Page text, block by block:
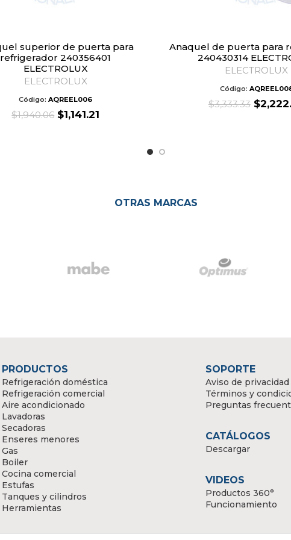
refrigerador 240356401
ELECTROLUX
ELECTROLUX
Código:AQREEL006
$1,940.06 Original
$1,141.21
Anaquel de puerta para refrigerador
240430314
ELECTROLUX
Código:
$3,333.33 $
OTRAS MARCAS
PRODUCTOS
Refrigeración doméstica
Refrigeración comercial
Aire acondicionado
Lavadoras
Secadoras
Enseres menores
Gas
Boiler
Cocina comercial
Estufas
Tanques y cilindros
Herramientas
SOPORTE
Aviso de privacidad
Términos y
Preguntas
CATÁLOGOS
Descargar
VIDEOS
Productos 360°
Funcionamiento